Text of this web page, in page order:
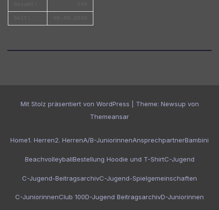
Mit Stolz präsentiert von WordPress Theme: Newsup von
Themeansar
Home1. Herren2. HerrenA/B-JuniorinnenAnsprechpartnerBambini
BeachvolleyballBestellung Hoodie und T-ShirtC-Jugend
C-Jugend-BeitragsarchivC-Jugend-Spielgemeinschaften
C-JuniorinnenClub 100D-Jugend BeitragsarchivD-Juniorinnen